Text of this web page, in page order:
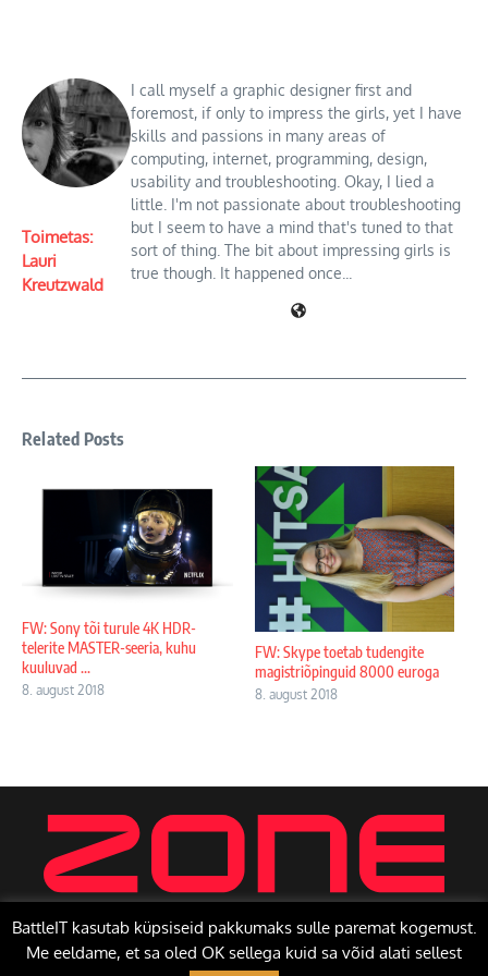
Toimetas:
Lauri
Kreutzwald
I call myself a graphic designer first and
foremost, if only to impress the girls, yet I have
skills and passions in many areas of
computing, internet, programming, design,
usability and troubleshooting. Okay, I lied a
little. I'm not passionate about troubleshooting
but I seem to have a mind that's tuned to that
sort of thing. The bit about impressing girls is
true though. It happened once...
Related Posts
FW: Sony tõi turule 4K HDR-
telerite MASTER-seeria, kuhu
kuuluvad ...
8. august 2018
FW: Skype toetab tudengite
magistriõpinguid 8000 euroga
8. august 2018
BattleIT kasutab küpsiseid pakkumaks sulle paremat kogemust.
Me eeldame, et sa oled OK sellega kuid sa võid alati sellest